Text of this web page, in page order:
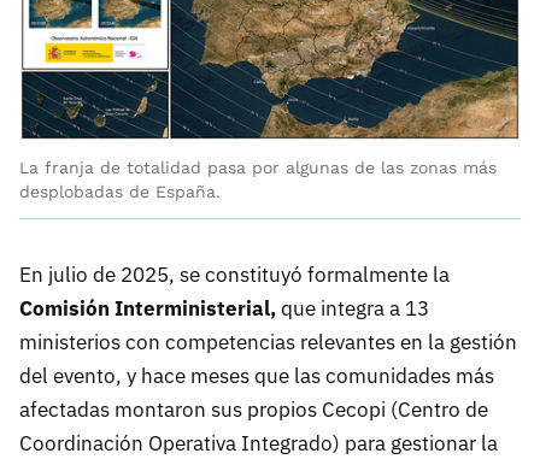
La franja de totalidad pasa por algunas de las zonas más
desplobadas de España.
En julio de 2025, se constituyó formalmente la
Comisión Interministerial,que integra a 13
ministerios con competencias relevantes en la gestión
del evento, y hace meses que las comunidades más
afectadas montaron sus propios Cecopi (Centro de
Coordinación Operativa Integrado) para gestionar la